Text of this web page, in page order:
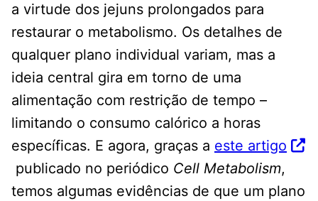
a virtude dos jejuns prolongados para
restaurar o metabolismo. Os detalhes de
qualquer plano individual variam, mas a
ideia central gira em torno de uma
alimentação com restrição de tempo –
limitando o consumo calórico a horas
específicas. E agora, graças a este artigo
publicado no periódico Cell Metabolism,
temos algumas evidências de que um plano